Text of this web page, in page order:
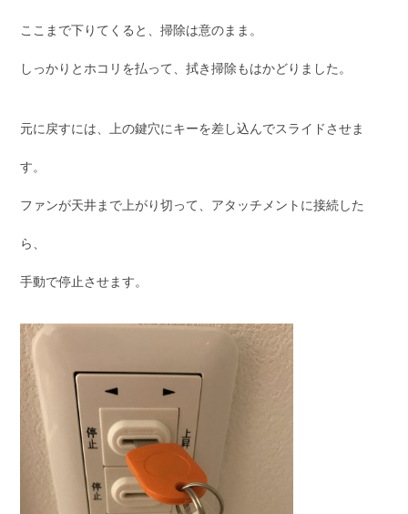
ここまで下りてくると、掃除は意のまま。
しっかりとホコリを払って、拭き掃除もはかどりました。
元に戻すには、上の鍵穴にキーを差し込んでスライドさせま
す。
ファンが天井まで上がり切って、アタッチメントに接続した
ら、
手動で停止させます。